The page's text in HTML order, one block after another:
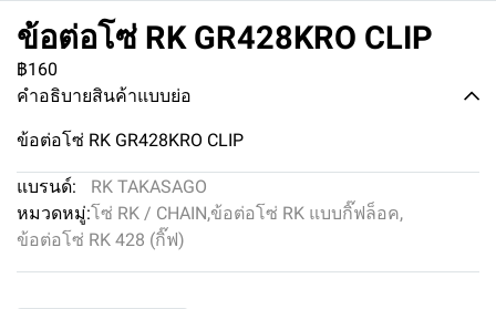
ข้อต่อโซ่ RK GR428KRO CLIP
฿160
คำอธิบายสินค้าแบบย่อ
ข้อต่อโซ่ RK GR428KRO CLIP
แบรนด์:
RK TAKASAGO
หมวดหมู่:โซ่ RK / CHAIN,ข้อต่อโซ่ RK แบบกิ๊ฟล็อค,
ข้อต่อโซ่ RK 428 (กิ๊ฟ)